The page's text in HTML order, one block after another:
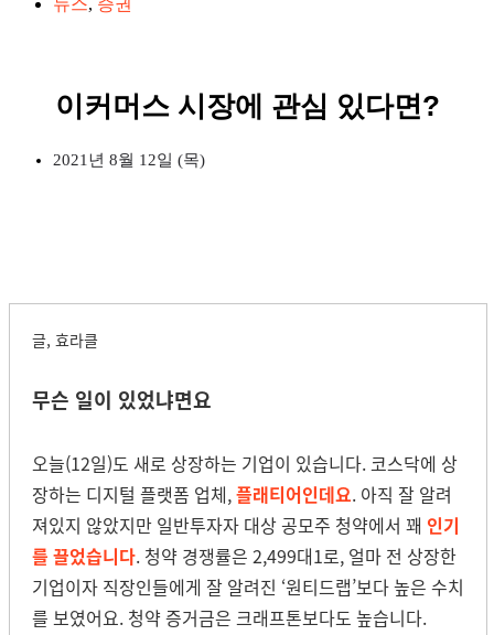
이커머스 시장에 관심 있다면?
2021년 8월 12일 (목)
글, 효라클
무슨 일이 있었냐면요
오늘(12일)도 새로 상장하는 기업이 있습니다. 코스닥에 상
장하는 디지털 플랫폼 업체,플래티어인데요. 아직 잘 알려
져있지 않았지만 일반투자자 대상 공모주 청약에서 꽤 인기
를 끌었습니다. 청약 경쟁률은 2,499대1로, 얼마 전 상장한
기업이자 직장인들에게 잘 알려진 ‘원티드랩’보다 높은 수치
를 보였어요. 청약 증거금은 크래프톤보다도 높습니다.